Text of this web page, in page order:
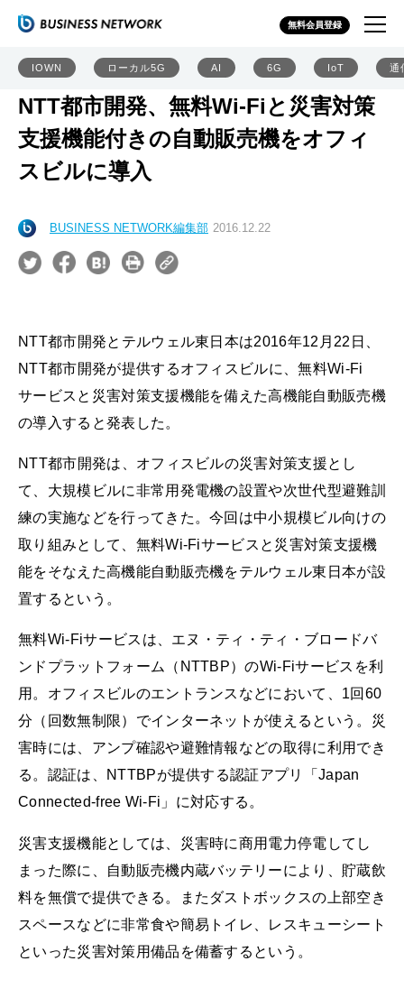
無料会員登録
IOWN ローカル5G AI 6G IoT 通
NTT都市開発、無料Wi-Fiと災害対策
支援機能付きの自動販売機をオフィ
スビルに導入
BUSINESS NETWORK編集部 2016.12.22
NTT都市開発とテルウェル東日本は2016年12月22日、
NTT都市開発が提供するオフィスビルに、無料Wi-Fi
サービスと災害対策支援機能を備えた高機能自動販売機
の導入すると発表した。
NTT都市開発は、オフィスビルの災害対策支援とし
て、大規模ビルに非常用発電機の設置や次世代型避難訓
練の実施などを行ってきた。今回は中小規模ビル向けの
取り組みとして、無料Wi-Fiサービスと災害対策支援機
能をそなえた高機能自動販売機をテルウェル東日本が設
置するという。
無料Wi-Fiサービスは、エヌ・ティ・ティ・ブロードバ
ンドプラットフォーム（NTTBP）のWi-Fiサービスを利
用。オフィスビルのエントランスなどにおいて、1回60
分（回数無制限）でインターネットが使えるという。災
害時には、アンプ確認や避難情報などの取得に利用でき
る。認証は、NTTBPが提供する認証アプリ「Japan
Connected-free Wi-Fi」に対応する。
災害支援機能としては、災害時に商用電力停電してし
まった際に、自動販売機内蔵バッテリーにより、貯蔵飲
料を無償で提供できる。またダストボックスの上部空き
スペースなどに非常食や簡易トイレ、レスキューシート
といった災害対策用備品を備蓄するという。